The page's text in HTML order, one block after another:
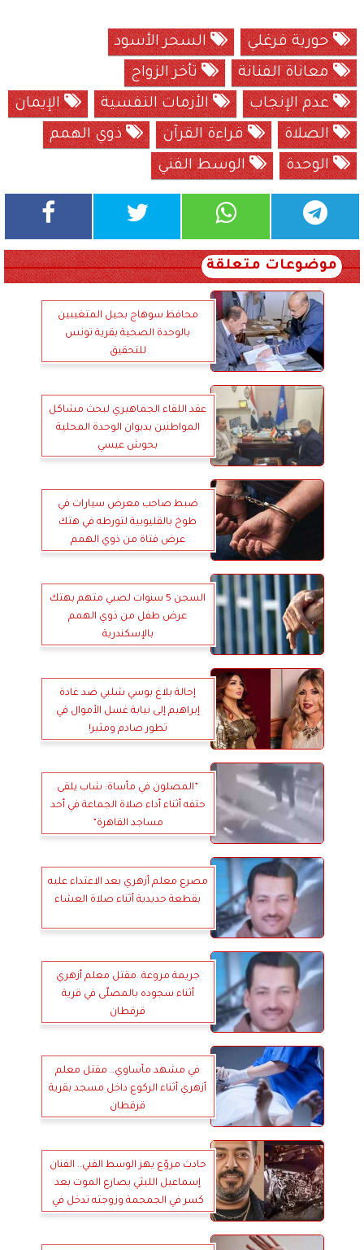
حورية فرغلي
السحر الأسود
معاناة الفنانة
تأخر الزواج
عدم الإنجاب
الأزمات النفسية
الإيمان
الصلاة
قراءة القرآن
ذوي الهمم
الوحدة
الوسط الفني
موضوعات متعلقة
محافظ سوهاج بحيل المتغيبين
بالوحدة الصحية بقرية تونس
للتحقيق
عقد اللقاء الجماهيري لبحث مشاكل
المواطنين بديوان الوحدة المحلية
بحوش عيسي
ضبط صاحب معرض سيارات في
طوخ بالقليوبية لتورطه في هتك
عرض فتاة من ذوي الهمم
السجن 5 سنوات لصبي متهم بهتك
عرض طفل من ذوي الهمم
بالإسكندرية
إحالة بلاغ بوسي شلبي ضد غادة
إبراهيم إلى نيابة غسل الأموال في
تطور صادم ومثير!
”المصلون في مأساة: شاب يلقى
حتفه أثناء أداء صلاة الجماعة في أحد
مساجد القاهرة”
مصرع معلم أزهري بعد الاعتداء عليه
بقطعة حديدية أثناء صلاة العشاء
جريمة مروعة..مقتل معلم أزهري
أثناء سجوده بالمصلّى في قرية
قرقطان
في مشهد مأساوي.. مقتل معلم
أزهري أثناء الركوع داخل مسجد بقرية
قرقطان
حادث مروّع يهز الوسط الفني.. الفنان
إسماعيل الليثي يصارع الموت بعد
كسر في الجمجمة وزوجته تدخل في